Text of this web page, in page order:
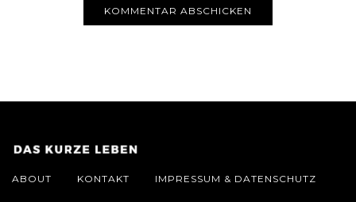
ABOUT KONTAKT IMPRESSUM & DATENSCHUTZ